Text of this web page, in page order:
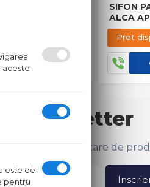
Vezi detalii
SIFON
ALCA
Pret
newsletter
și ultima actualizare de
aceste
este de
pentru